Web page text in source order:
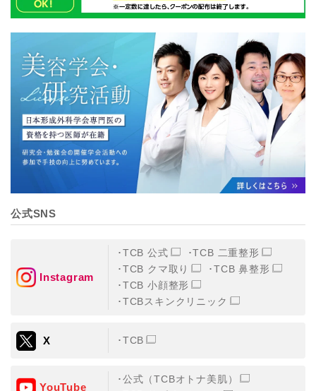
公式SNS
Instagram
TCB 公式
TCB 二重整形
TCB クマ取り
TCB 鼻整形
TCB 小顔整形
TCBスキンクリニック
X TCB
YouTube
公式（TCBオトナ美肌）